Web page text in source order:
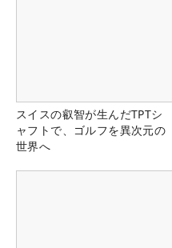
スイスの叡智が生んだTPTシ
ャフトで、ゴルフを異次元の
世界へ